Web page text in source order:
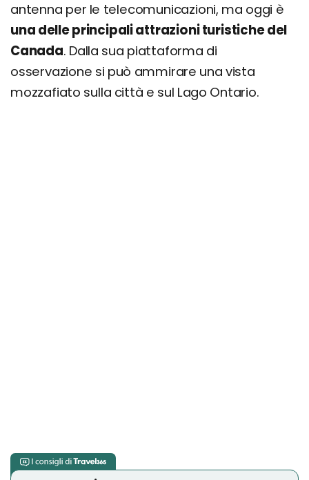
antenna per le telecomunicazioni, ma oggi è
una delle principali attrazioni turistiche del
Canada. Dalla sua piattaforma di
osservazione si può ammirare una vista
mozzafiato sulla città e sul Lago Ontario.